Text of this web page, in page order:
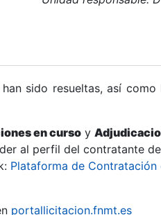
sido resueltas, así como
en curso y
al perfil del contratante
Plataforma de
portallicitacion.fnmt.es